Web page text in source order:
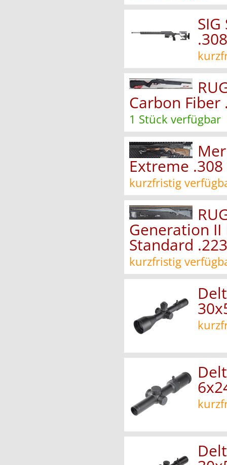
SIG
Carbon Fiber
1 Stück verfügbar
Extreme
kurzfristig
Generation II
Standard
kurzfristig